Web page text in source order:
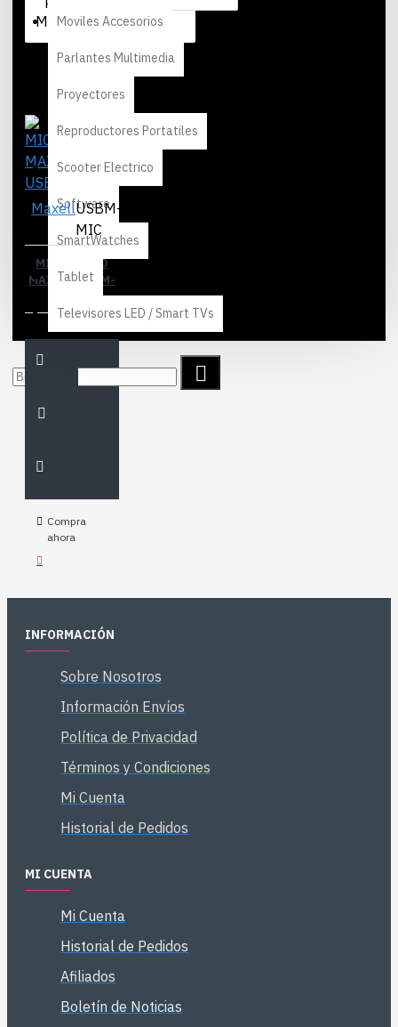
Moviles Accesorios
Parlantes Multimedia
Proyectores
Reproductores Portatiles
Scooter Electrico
Software
SmartWatches
Tablet
Televisores LED / Smart TVs
Mostrar:
MaxellUSBM-
MIC
MICROFONO
MAXELL USBM-
Compra
ahora
INFORMACIÓN
Sobre Nosotros
Información Envíos
Política de Privacidad
Términos y Condiciones
Mi Cuenta
Historial de Pedidos
MI CUENTA
Mi Cuenta
Historial de Pedidos
Afiliados
Boletín de Noticias